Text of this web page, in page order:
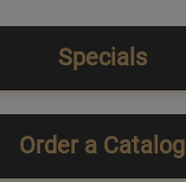
Specials
Order a Catalog